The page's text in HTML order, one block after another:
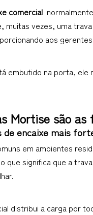
comercial
muitas vezes, uma
aos
embutido na porta,
Mortise são
encaixe mais
em ambientes
que significa que a
distribui a carga por